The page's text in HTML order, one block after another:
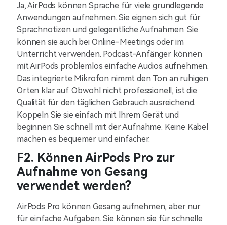
Ja, AirPods können Sprache für viele grundlegende
Anwendungen aufnehmen. Sie eignen sich gut für
Sprachnotizen und gelegentliche Aufnahmen. Sie
können sie auch bei Online-Meetings oder im
Unterricht verwenden. Podcast-Anfänger können
mit AirPods problemlos einfache Audios aufnehmen.
Das integrierte Mikrofon nimmt den Ton an ruhigen
Orten klar auf. Obwohl nicht professionell, ist die
Qualität für den täglichen Gebrauch ausreichend.
Koppeln Sie sie einfach mit Ihrem Gerät und
beginnen Sie schnell mit der Aufnahme. Keine Kabel
machen es bequemer und einfacher.
F2. Können AirPods Pro zur
Aufnahme von Gesang
verwendet werden?
AirPods Pro können Gesang aufnehmen, aber nur
für einfache Aufgaben. Sie können sie für schnelle